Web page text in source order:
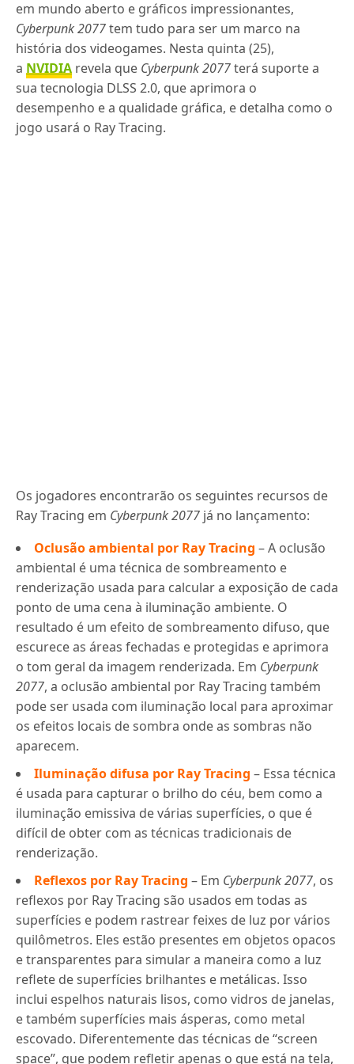
em mundo aberto e gráficos impressionantes,
Cyberpunk 2077tem tudo para ser um marco na
história dos videogames. Nesta quinta (25),
a NVIDIA revela que Cyberpunk 2077terá suporte a
sua tecnologia DLSS 2.0, que aprimora o
desempenho e a qualidade gráfica, e detalha como o
jogo usará o Ray Tracing.
Os jogadores encontrarão os seguintes recursos de
Ray Tracing em Cyberpunk 2077 já no lançamento:
Oclusão ambiental por Ray Tracing – A oclusão
ambiental é uma técnica de sombreamento e
renderização usada para calcular a exposição de cada
ponto de uma cena à iluminação ambiente. O
resultado é um efeito de sombreamento difuso, que
escurece as áreas fechadas e protegidas e aprimora
o tom geral da imagem renderizada. Em Cyberpunk
2077, a oclusão ambiental por Ray Tracing também
pode ser usada com iluminação local para aproximar
os efeitos locais de sombra onde as sombras não
aparecem.
Iluminação difusa por Ray Tracing – Essa técnica
é usada para capturar o brilho do céu, bem como a
iluminação emissiva de várias superfícies, o que é
difícil de obter com as técnicas tradicionais de
renderização.
Reflexos por Ray Tracing – Em Cyberpunk 2077, os
reflexos por Ray Tracing são usados em todas as
superfícies e podem rastrear feixes de luz por vários
quilômetros. Eles estão presentes em objetos opacos
e transparentes para simular a maneira como a luz
reflete de superfícies brilhantes e metálicas. Isso
inclui espelhos naturais lisos, como vidros de janelas,
e também superfícies mais ásperas, como metal
escovado. Diferentemente das técnicas de “screen
space”, que podem refletir apenas o que está na tela,